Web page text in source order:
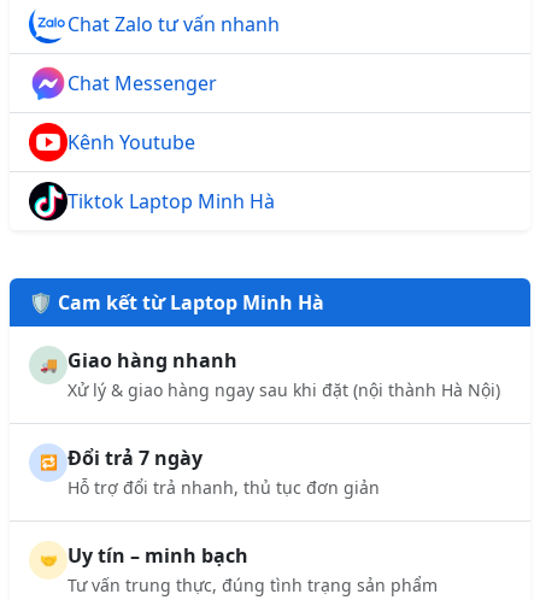
Chat Zalo tư vấn nhanh
Chat Messenger
Kênh Youtube
Tiktok Laptop Minh Hà
🛡️ Cam kết từ Laptop Minh Hà
🚚 Giao hàng nhanh
Xử lý & giao hàng ngay sau khi đặt (nội thành Hà Nội)
🔁 Đổi trả 7 ngày
Hỗ trợ đổi trả nhanh, thủ tục đơn giản
🤝 Uy tín – minh bạch
Tư vấn trung thực, đúng tình trạng sản phẩm